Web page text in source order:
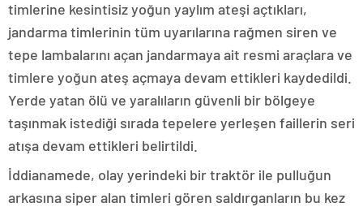
timlerine kesintisiz yoğun yaylım ateşi açtıkları,
jandarma timlerinin tüm uyarılarına rağmen siren ve
tepe lambalarını açan jandarmaya ait resmi araçlara ve
timlere yoğun ateş açmaya devam ettikleri kaydedildi.
Yerde yatan ölü ve yaralıların güvenli bir bölgeye
taşınmak istediği sırada tepelere yerleşen faillerin seri
atışa devam ettikleri belirtildi.
İddianamede, olay yerindeki bir traktör ile pulluğun
arkasına siper alan timleri gören saldırganların bu kez